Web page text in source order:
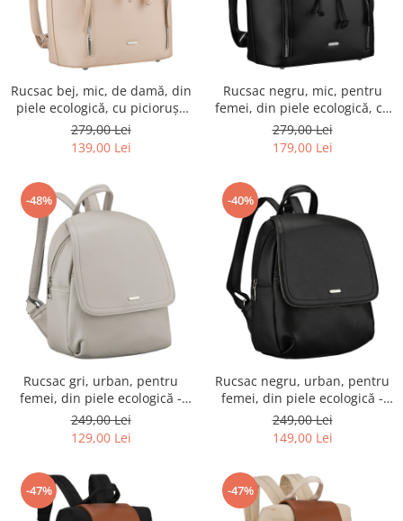
Rucsac bej, mic, de damă, din
piele ecologică, cu piciorușe
de protecție - Rovicky PTR-R-
L61409-1951
279,00 Lei
139,00 Lei
Rucsac negru, mic, pentru
femei, din piele ecologică, cu
piciorușe de protecție -
Rovicky PTR-R-L61409-1944
279,00 Lei
179,00 Lei
-48%
Rucsac gri, urban, pentru
femei, din piele ecologică -
Rovicky
249,00 Lei
129,00 Lei
-40%
Rucsac negru, urban, pentru
femei, din piele ecologică -
Rovicky
249,00 Lei
149,00 Lei
-47% -47%